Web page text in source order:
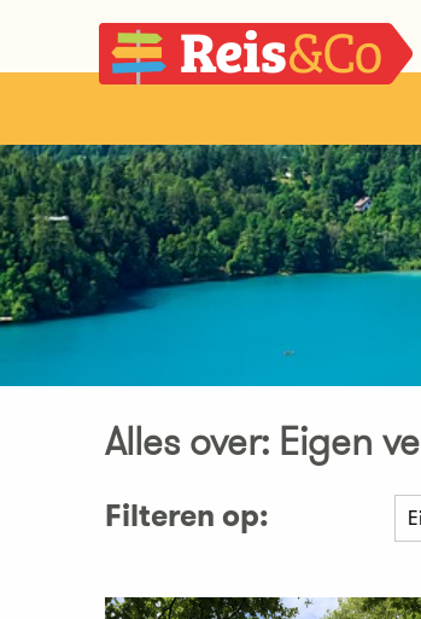
Alles over: Eigen
Filteren op: